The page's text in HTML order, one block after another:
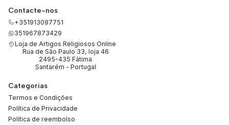
Contacte-nos
+351913097751
351967873429
Loja de Artigos Religiosos Online
Rua de São Paulo 33, loja 46
2495-435 Fátima
Santarém - Portugal
Categorias
Termos e Condições
Política de Privacidade
Política de reembolso